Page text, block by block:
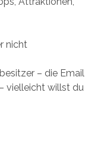
nicht
– die Email
vielleicht willst du